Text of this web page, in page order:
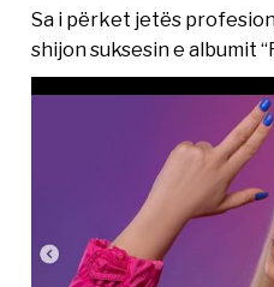
Sa i përket jetës
shijon suksesin e albumit